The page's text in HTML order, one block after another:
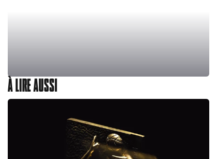
À LIRE AUSSI